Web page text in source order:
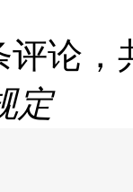
评论，
定